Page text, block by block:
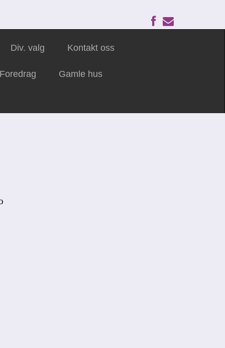
Div. valg Kontakt oss
Foredrag Gamle hus